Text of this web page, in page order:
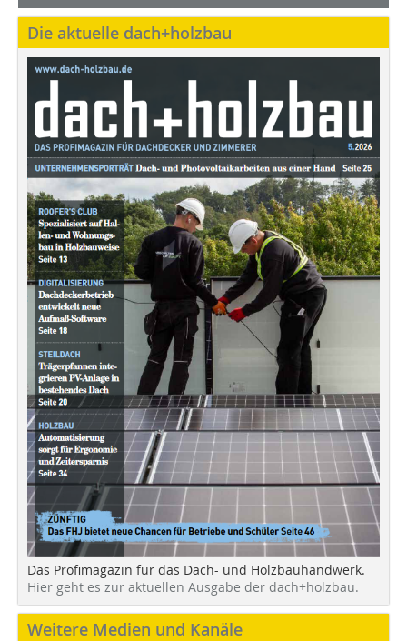
Die aktuelle dach+holzbau
Das Profimagazin für das Dach- und Holzbauhandwerk.
Hier geht es zur aktuellen Ausgabe der dach+holzbau.
Weitere Medien und Kanäle